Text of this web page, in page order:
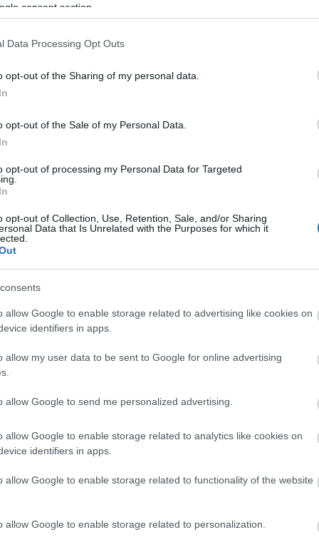
consent section.
Data Processing Opt Outs
opt-out of the Sharing of my personal data.
opt-out of the Sale of my Personal Data.
opt-out of processing my Personal Data for Targeted
opt-out of Collection, Use, Retention, Sale, and/or Sharing
Data that Is Unrelated with the Purposes for which it
allow Google to enable storage related to advertising like cookies on
identifiers in apps.
allow my user data to be sent to Google for online advertising
allow Google to send me personalized advertising.
allow Google to enable storage related to analytics like cookies on
identifiers in apps.
allow Google to enable storage related to functionality of the website
allow Google to enable storage related to personalization.
stvorenje nalik lavu koje puno skače okolo. Izuzetno
elementarne napade, ali i napadati u bliskoj borbi.
Nisam sasvim siguran priziva li ih ili mi se samo
jer izbacuju otrovne oblake koji slažu
jednako iritantnim kao i Grimizna trulež.
u obliku svog uobičajenog pomoćnika Black Knife
a posebno kada dobiju pomoć, pa ima više neprijatelja -
I općenito, samo imati nekoga tko će sudjelovati u
stojeći sa strane i ispijajući zaslužene Crimson
što bih umirao u strašnim bolovima da nemam pomoć.
o mom liku. Igram uglavnom kao Dexterity build. Moja
Bio sam na 222. razini i Scadutree Blessingu na
za ovog bossa. Uvijek tražim idealnu sredinu gdje
zaglavljen na istom bossu ;-)
ga i pretplatite se naYouTubeu, što ga čini totalno
inspirirana ovom borbom s